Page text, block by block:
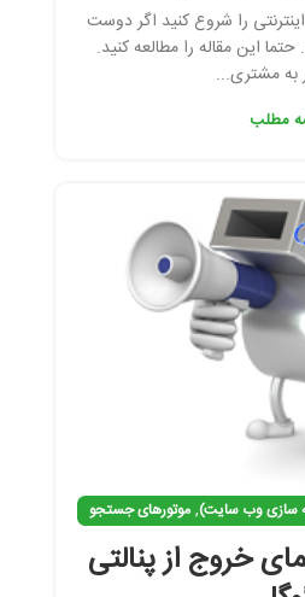
را شروع کنید اگر دوست
این مقاله را مطالعه کنید.
به مشتری...
مطلب
سازی وب سایت),موتورهای جستجو
خروج از پنالتی